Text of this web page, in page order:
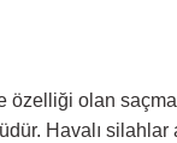
olan
Havalı silahlar